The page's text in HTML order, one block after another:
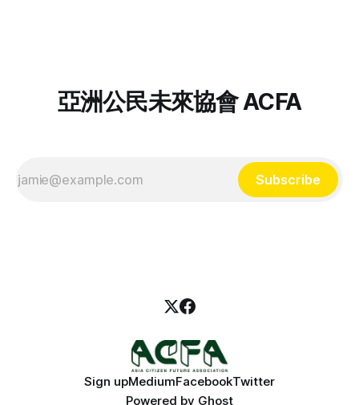
外組織學生社群、持續投入族群共生與民主力量。邀你一同回
顧該場活動精華！ 作為一名克欽族，你在緬甸成長時面對什
欽族『叛族』，我們因為身份、因為宗教和文化不同就受到不
亞洲公民未來協會 ACFA
Subscribe
Sign upMediumFacebookTwitter
Powered by Ghost